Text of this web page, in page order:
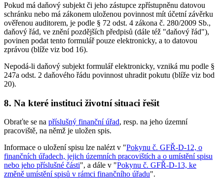
Pokud má daňový subjekt či jeho zástupce zpřístupněnu datovou
schránku nebo má zákonem uloženou povinnost mít účetní závěrku
ověřenou auditorem, je podle § 72 odst. 4 zákona č. 280/2009 Sb.,
daňový řád, ve znění pozdějších předpisů (dále též "daňový řád"),
povinen podat tento formulář pouze elektronicky, a to datovou
zprávou (blíže viz bod 16).
Nepodá-li daňový subjekt formulář elektronicky, vzniká mu podle §
247a odst. 2 daňového řádu povinnost uhradit pokutu (blíže viz bod
20).
8. Na které instituci životní situaci řešit
Obraťte se na příslušný finanční úřad, resp. na jeho územní
pracoviště, na němž je uložen spis.
Informace o uložení spisu lze nalézt v "Pokynu č. GFŘ-D-12, o
finančních úřadech, jejich územních pracovištích a o umístění spisu
nebo jeho příslušné části", a dále v "Pokynu č. GFŘ-D-13, ke
změně umístění spisů v rámci finančního úřadu".